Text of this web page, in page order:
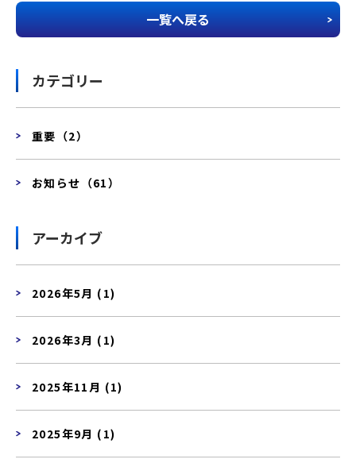
一覧へ戻る
カテゴリー
重要（2）
お知らせ（61）
アーカイブ
2026年5月 (1)
2026年3月 (1)
2025年11月 (1)
2025年9月 (1)